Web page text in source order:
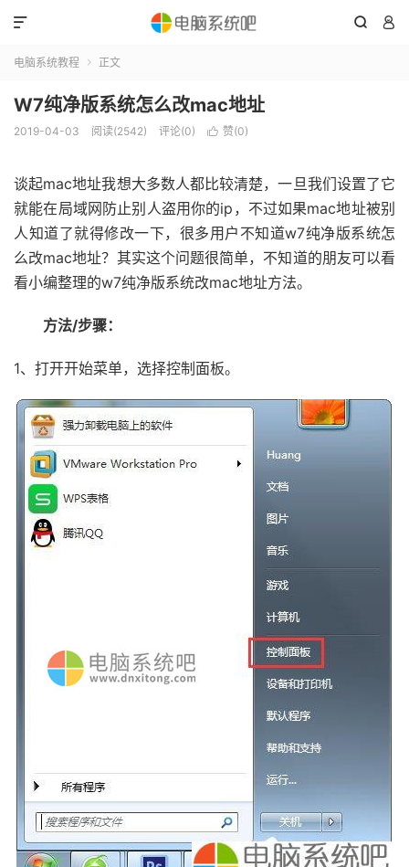
 

电脑系统教程  正文
W7纯净版系统怎么改mac地址
2019-04-03 阅读(2542) 评论(0)  赞(0)
谈起mac地址我想大多数人都比较清楚，一旦我们设置了它
就能在局域网防止别人盗用你的ip，不过如果mac地址被别
人知道了就得修改一下，很多用户不知道w7纯净版系统怎
么改mac地址？其实这个问题很简单，不知道的朋友可以看
看小编整理的w7纯净版系统改mac地址方法。
方法/步骤：
1、打开开始菜单，选择控制面板。